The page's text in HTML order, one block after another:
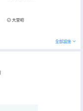
大堂吧
全部設施